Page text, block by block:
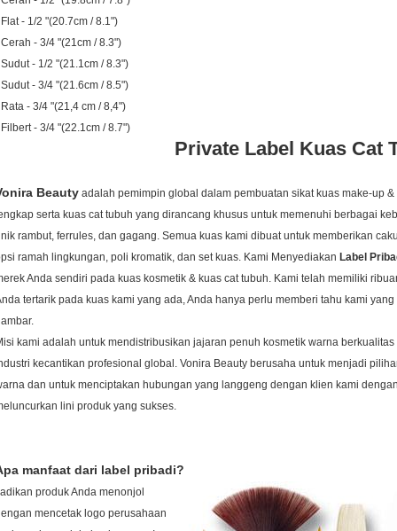
- 1/2 "(20.7cm / 8.1")
- 3/4 "(21cm / 8.3")
- 1/2 "(21.1cm / 8.3")
- 3/4 "(21.6cm / 8.5")
- 3/4 "(21,4 cm / 8,4")
- 3/4 "(22.1cm / 8.7")
Private Label Kuas Cat
Beauty adalah pemimpin global dalam pembuatan sikat kuas make-up &
serta kuas cat tubuh yang dirancang khusus untuk memenuhi berbagai
rambut, ferrules, dan gagang. Semua kuas kami dibuat untuk memberikan
ramah lingkungan, poli kromatik, dan set kuas. Kami Menyediakan Label
Anda sendiri pada kuas kosmetik & kuas cat tubuh. Kami telah memiliki
tertarik pada kuas kami yang ada, Anda hanya perlu memberi tahu kami
kami adalah untuk mendistribusikan jajaran penuh kosmetik warna
kecantikan profesional global. Vonira Beauty berusaha untuk menjadi
dan untuk menciptakan hubungan yang langgeng dengan klien kami
lini produk yang sukses.
manfaat dari label pribadi?
produk Anda menonjol
mencetak logo perusahaan